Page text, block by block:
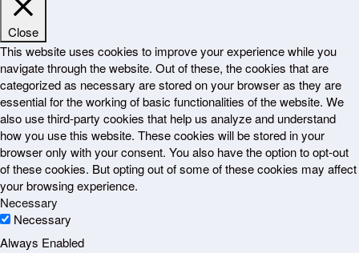
Close
This website uses cookies to improve your experience while you
navigate through the website. Out of these, the cookies that are
categorized as necessary are stored on your browser as they are
essential for the working of basic functionalities of the website. We
also use third-party cookies that help us analyze and understand
how you use this website. These cookies will be stored in your
browser only with your consent. You also have the option to opt-out
of these cookies. But opting out of some of these cookies may affect
your browsing experience.
Necessary
Necessary
Always Enabled